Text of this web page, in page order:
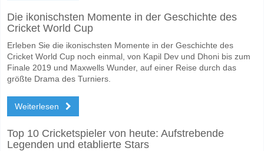
Die ikonischsten Momente in der Geschichte des
Cricket World Cup
Erleben Sie die ikonischsten Momente in der Geschichte des
Cricket World Cup noch einmal, von Kapil Dev und Dhoni bis zum
Finale 2019 und Maxwells Wunder, auf einer Reise durch das
größte Drama des Turniers.
Weiterlesen
Top 10 Cricketspieler von heute: Aufstrebende
Legenden und etablierte Stars